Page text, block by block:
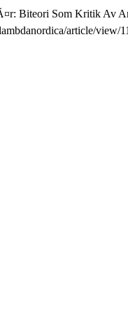
Biteori Som Kritik Av
article/view/